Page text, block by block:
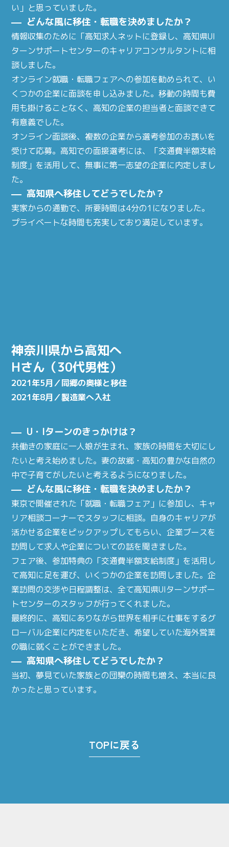
い」と思っていました。
どんな風に移住・転職を決めましたか？
情報収集のために「高知求人ネットに登録し、高知県UI
ターンサポートセンターのキャリアコンサルタントに相
談しました。
オンライン就職・転職フェアへの参加を勧められて、い
くつかの企業に面談を申し込みました。移動の時間も費
用も掛けることなく、高知の企業の担当者と面談できて
有意義でした。
オンライン面談後、複数の企業から選考参加のお誘いを
受けて応募。高知での面接選考には、「交通費半額支給
制度」を活用して、無事に第一志望の企業に内定しまし
た。
高知県へ移住してどうでしたか？
実家からの通勤で、所要時間は4分の1になりました。
プライベートな時間も充実しており満足しています。
神奈川県から高知へ
Hさん（30代男性）
2021年5月／同郷の奥様と移住
2021年8月／製造業へ入社
U・Iターンのきっかけは？
共働きの家庭に一人娘が生まれ、家族の時間を大切にし
たいと考え始めました。妻の故郷・高知の豊かな自然の
中で子育てがしたいと考えるようになりました。
どんな風に移住・転職を決めましたか？
東京で開催された「就職・転職フェア」に参加し、キャ
リア相談コーナーでスタッフに相談。自身のキャリアが
活かせる企業をピックアップしてもらい、企業ブースを
訪問して求人や企業についての話を聞きました。
フェア後、参加特典の「交通費半額支給制度」を活用し
て高知に足を運び、いくつかの企業を訪問しました。企
業訪問の交渉や日程調整は、全て高知県UIターンサポー
トセンターのスタッフが行ってくれました。
最終的に、高知にありながら世界を相手に仕事をするグ
ローバル企業に内定をいただき、希望していた海外営業
の職に就くことができました。
高知県へ移住してどうでしたか？
当初、夢見ていた家族との団欒の時間も増え、本当に良
かったと思っています。
TOPに戻る